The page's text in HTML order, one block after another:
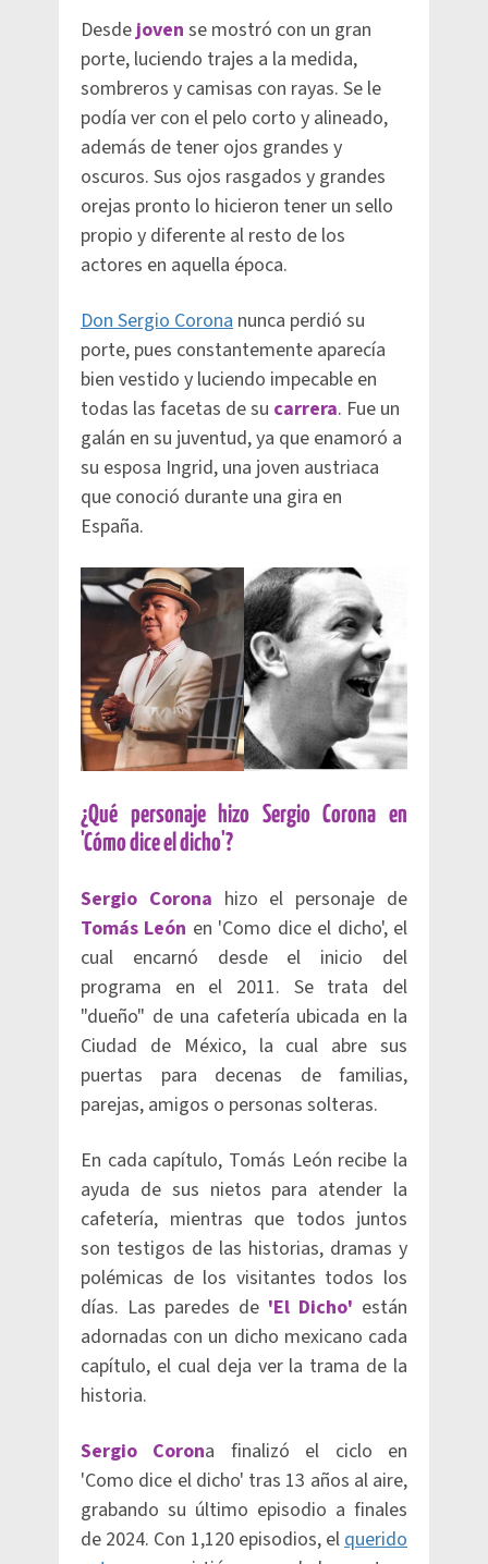
Desdejoven se mostró con un gran
porte, luciendo trajes a la medida,
sombreros y camisas con rayas. Se le
podía ver con el pelo corto y alineado,
además de tener ojos grandes y
oscuros. Sus ojos rasgados y grandes
orejas pronto lo hicieron tener un sello
propio y diferente al resto de los
actores en aquella época.
Don Sergio Corona nunca perdió su
porte, pues constantemente aparecía
bien vestido y luciendo impecable en
todas las facetas de su carrera. Fue un
galán en su juventud, ya que enamoró a
su esposa Ingrid, una joven austriaca
que conoció durante una gira en
España.
¿Qué personaje hizo Sergio Corona en
'Cómo dice el dicho'?
Sergio Corona hizo el personaje de
Tomás León en 'Como dice el dicho', el
cual encarnó desde el inicio del
programa en el 2011. Se trata del
"dueño" de una cafetería ubicada en la
Ciudad de México, la cual abre sus
puertas para decenas de familias,
parejas, amigos o personas solteras.
En cada capítulo, Tomás León recibe la
ayuda de sus nietos para atender la
cafetería, mientras que todos juntos
son testigos de las historias, dramas y
polémicas de los visitantes todos los
días. Las paredes de 'El Dicho' están
adornadas con un dicho mexicano cada
capítulo, el cual deja ver la trama de la
historia.
Sergio Corona finalizó el ciclo en
'Como dice el dicho' tras 13 años al aire,
grabando su último episodio a finales
de 2024. Con 1,120 episodios, el querido